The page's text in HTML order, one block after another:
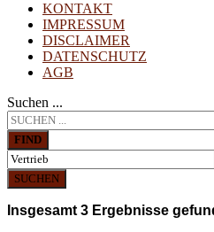
KONTAKT
IMPRESSUM
DISCLAIMER
DATENSCHUTZ
AGB
Suchen ...
FIND
SUCHEN
Insgesamt 3 Ergebnisse